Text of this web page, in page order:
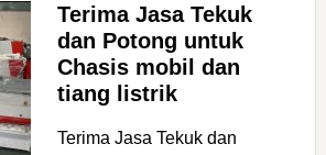
Terima Jasa Tekuk
dan Potong untuk
Chasis mobil dan
tiang listrik
Terima Jasa Tekuk dan